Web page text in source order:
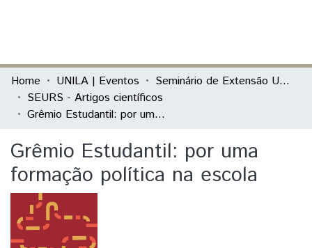
Communities & Collections
All of DSpace
Home UNILA | Eventos
Seminário de Extensão Universitária da Região Sul (SEURS)
SEURS - Artigos científicos
Grêmio Estudantil: por uma formação política na escola
Grêmio Estudantil: por uma
formação política na escola